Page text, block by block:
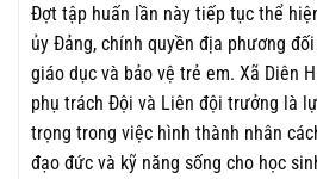
Đợt tập huấn lần này tiếp tục thể
ủy Đảng, chính quyền địa phương
giáo dục và bảo vệ trẻ em. Xã Diên
phụ trách Đội và Liên đội trưởng là
trọng trong việc hình thành nhân
đạo đức và kỹ năng sống cho học